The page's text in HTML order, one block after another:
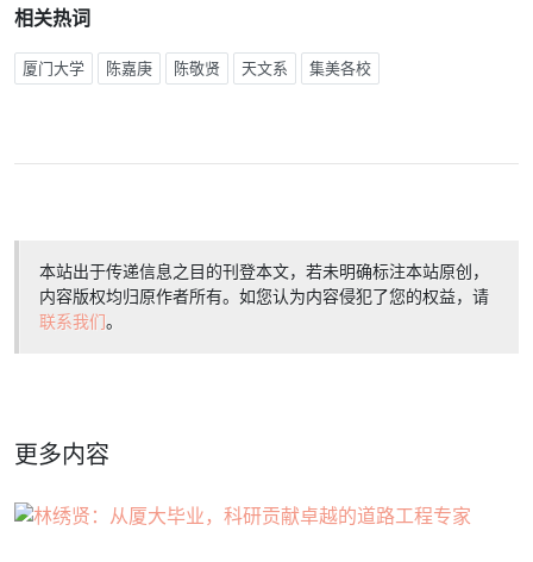
相关热词
厦门大学 陈嘉庚 陈敬贤 天文系 集美各校
本站出于传递信息之目的刊登本文，若未明确标注本站原创，
内容版权均归原作者所有。如您认为内容侵犯了您的权益，请
联系我们。
更多内容